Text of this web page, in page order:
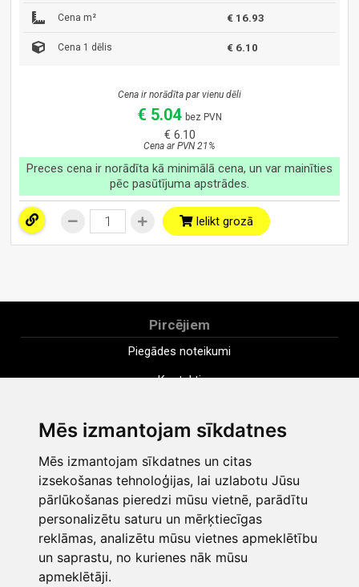
Mēs izmantojam sīkdatnes
Mēs izmantojam sīkdatnes un citas
izsekošanas tehnoloģijas, lai uzlabotu Jūsu
pārlūkošanas pieredzi mūsu vietnē, parādītu
personalizētu saturu un mērķtiecīgas
reklāmas, analizētu mūsu vietnes apmeklētību
un saprastu, no kurienes nāk mūsu
apmeklētāji.
Cena m² € 16.93
Cena 1 dēlis € 6.10
Cena ir norādīta par vienu dēli
€ 5.04 bez PVN
€ 6.10
Cena ar PVN 21%
Preces cena ir norādīta kā minimālā cena, un var mainīties
pēc pasūtījuma apstrādes.
Ielikt grozā
Pircējiem
Piegādes noteikumi
Kontakti
Apmaksa
Distances pirkuma līgums
Noteikumi
Sīkdatnes
Privātuma politika
Mainīt sīkdatņu iestatījumus